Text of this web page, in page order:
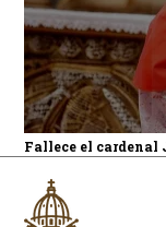
Fallece el cardenal